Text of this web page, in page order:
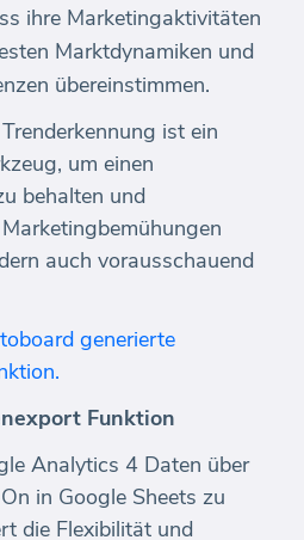
ihre Marketingaktivitäten
Marktdynamiken und
übereinstimmen.
ist ein
um einen
behalten und
auch vorausschauend
generierte
Funktion
Analytics 4 Daten über
in Google Sheets zu
die Flexibilität und